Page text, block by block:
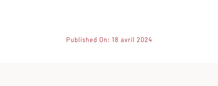
Published On: 18 avril 2024